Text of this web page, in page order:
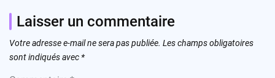
Laisser un commentaire
Votre adresse e-mail ne sera pas publiée. Les champs obligatoires
sont indiqués avec *